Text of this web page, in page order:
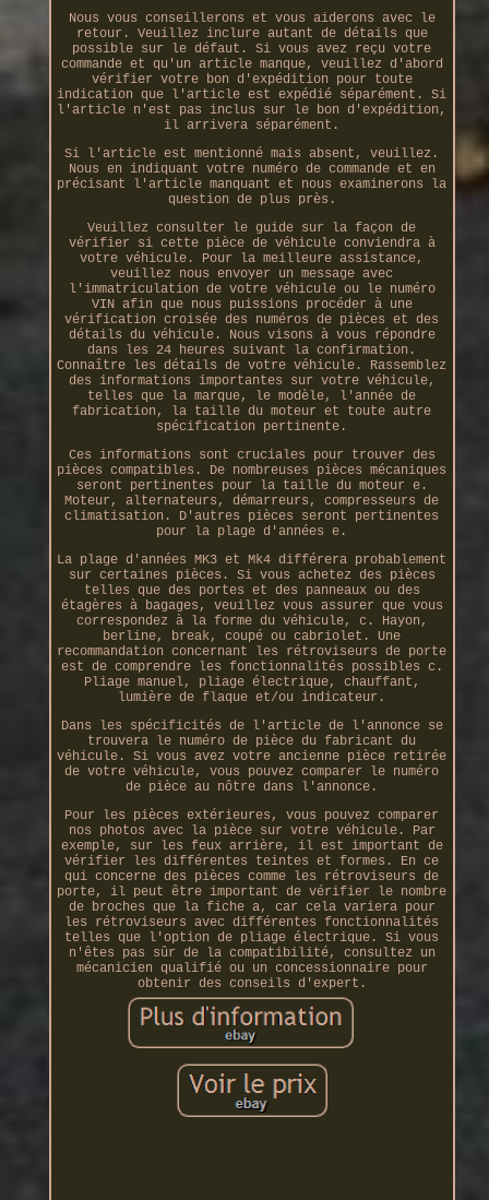
Nous vous conseillerons et vous aiderons avec le
retour. Veuillez inclure autant de détails que
possible sur le défaut. Si vous avez reçu votre
commande et qu'un article manque, veuillez d'abord
vérifier votre bon d'expédition pour toute
indication que l'article est expédié séparément. Si
l'article n'est pas inclus sur le bon d'expédition,
il arrivera séparément.
Si l'article est mentionné mais absent, veuillez.
Nous en indiquant votre numéro de commande et en
précisant l'article manquant et nous examinerons la
question de plus près.
Veuillez consulter le guide sur la façon de
vérifier si cette pièce de véhicule conviendra à
votre véhicule. Pour la meilleure assistance,
veuillez nous envoyer un message avec
l'immatriculation de votre véhicule ou le numéro
VIN afin que nous puissions procéder à une
vérification croisée des numéros de pièces et des
détails du véhicule. Nous visons à vous répondre
dans les 24 heures suivant la confirmation.
Connaître les détails de votre véhicule. Rassemblez
des informations importantes sur votre véhicule,
telles que la marque, le modèle, l'année de
fabrication, la taille du moteur et toute autre
spécification pertinente.
Ces informations sont cruciales pour trouver des
pièces compatibles. De nombreuses pièces mécaniques
seront pertinentes pour la taille du moteur e.
Moteur, alternateurs, démarreurs, compresseurs de
climatisation. D'autres pièces seront pertinentes
pour la plage d'années e.
La plage d'années MK3 et Mk4 différera probablement
sur certaines pièces. Si vous achetez des pièces
telles que des portes et des panneaux ou des
étagères à bagages, veuillez vous assurer que vous
correspondez à la forme du véhicule, c. Hayon,
berline, break, coupé ou cabriolet. Une
recommandation concernant les rétroviseurs de porte
est de comprendre les fonctionnalités possibles c.
Pliage manuel, pliage électrique, chauffant,
lumière de flaque et/ou indicateur.
Dans les spécificités de l'article de l'annonce se
trouvera le numéro de pièce du fabricant du
véhicule. Si vous avez votre ancienne pièce retirée
de votre véhicule, vous pouvez comparer le numéro
de pièce au nôtre dans l'annonce.
Pour les pièces extérieures, vous pouvez comparer
nos photos avec la pièce sur votre véhicule. Par
exemple, sur les feux arrière, il est important de
vérifier les différentes teintes et formes. En ce
qui concerne des pièces comme les rétroviseurs de
porte, il peut être important de vérifier le nombre
de broches que la fiche a, car cela variera pour
les rétroviseurs avec différentes fonctionnalités
telles que l'option de pliage électrique. Si vous
n'êtes pas sûr de la compatibilité, consultez un
mécanicien qualifié ou un concessionnaire pour
obtenir des conseils d'expert.